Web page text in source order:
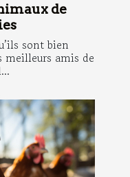
de
sont bien
meilleurs amis de